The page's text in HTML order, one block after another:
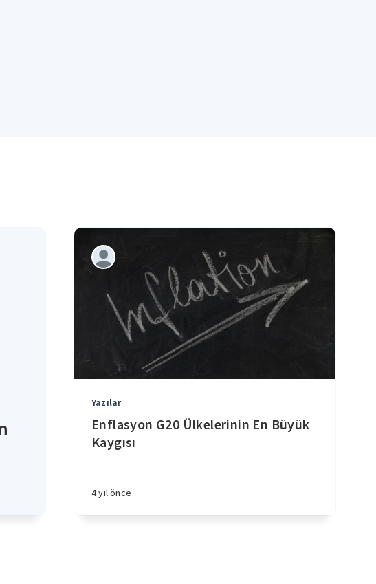
Yazılar
Enflasyon G20 Ülkelerinin En Büyük
Kaygısı
4 yıl önce